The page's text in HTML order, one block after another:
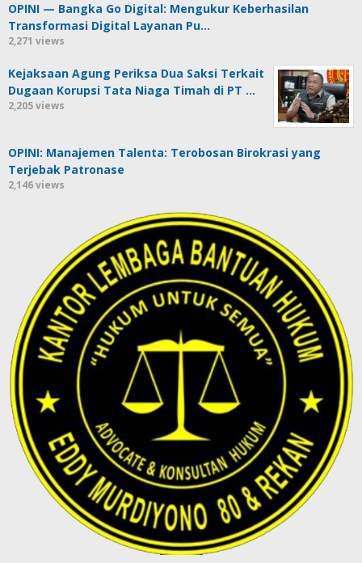
OPINI — Bangka Go Digital: Mengukur Keberhasilan
Transformasi Digital Layanan Pu…
2,271 views
Kejaksaan Agung Periksa Dua Saksi Terkait
Dugaan Korupsi Tata Niaga Timah di PT …
2,205 views
OPINI: Manajemen Talenta: Terobosan Birokrasi yang
Terjebak Patronase
2,146 views